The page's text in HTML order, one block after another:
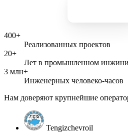
400+
Реализованных проектов
20+
Лет в промышленном
3 млн+
Инженерных человеко-часов
Нам доверяют крупнейшие
Tengizchevroil